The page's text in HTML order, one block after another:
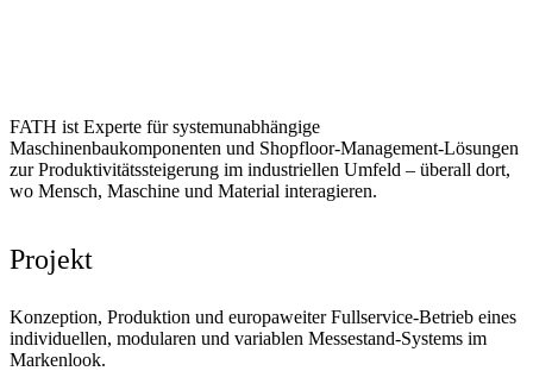
FATH ist Experte für systemunabhängige
Maschinenbaukomponenten und Shopfloor-Management-Lösungen
zur Produktivitätssteigerung im industriellen Umfeld – überall dort,
wo Mensch, Maschine und Material interagieren.
Projekt
Konzeption, Produktion und europaweiter Fullservice-Betrieb eines
individuellen, modularen und variablen Messestand-Systems im
Markenlook.